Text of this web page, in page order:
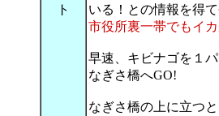
ト
いる！との情報を得
市役所裏一帯でもイ
早速、キビナゴを１
なぎさ橋へGO!
なぎさ橋の上に立つ